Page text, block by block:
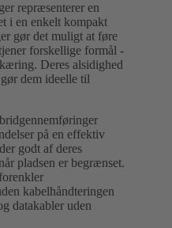
repræsenterer en
i en enkelt kompakt
gør det muligt at føre
forskellige formål -
Deres alsidighed
dem ideelle til
på en effektiv
godt af deres
pladsen er begrænset.
kabelhåndteringen
datakabler uden